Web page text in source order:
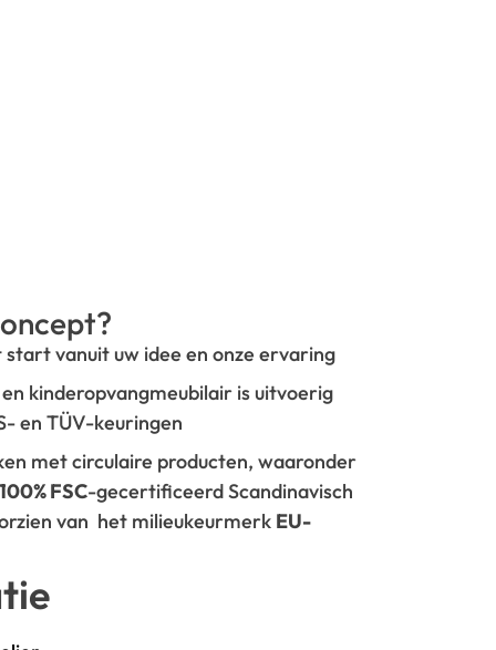
vanuit uw idee en onze ervaring
kinderopvangmeubilair is uitvoerig
en TÜV-keuringen
met circulaire producten, waaronder
100% FSC-gecertificeerd Scandinavisch
van het milieukeurmerk EU-